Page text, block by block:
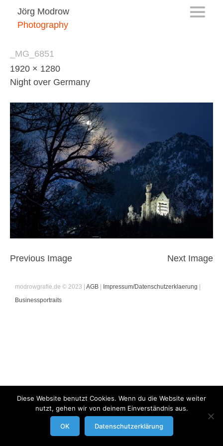
Jörg Modrow
Photography
_MG_6851
1920 × 1280
Night over Germany
Previous Image Next Image
modrowgrafie.de © 2023 | AGB| Impressum/Datenschutzerklaerung
Businessportraits
Diese Website benutzt Cookies. Wenn du die Website weiter
nutzt, gehen wir von deinem Einverständnis aus.
OK Datenschutzerklärung